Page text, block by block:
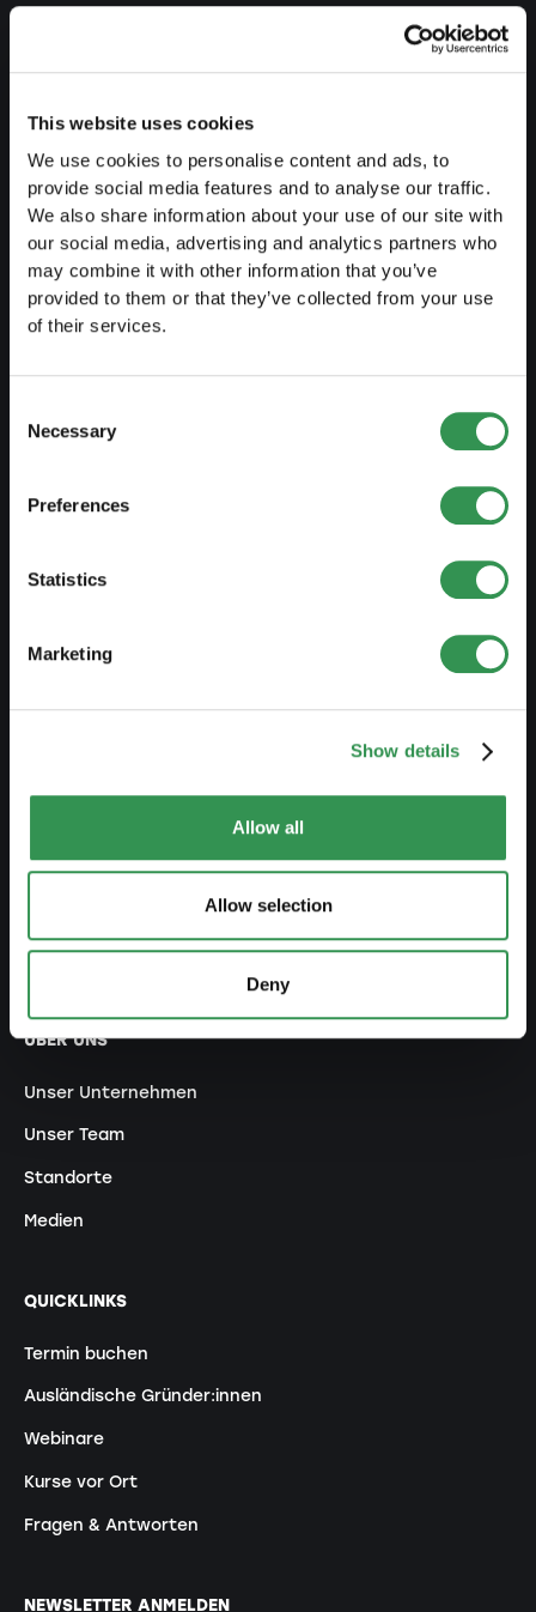
This website uses cookies
We use cookies to personalise content and ads, to
provide social media features and to analyse our traffic.
We also share information about your use of our site with
our social media, advertising and analytics partners who
may combine it with other information that you’ve
provided to them or that they’ve collected from your use
of their services.
Selection
Necessary
Preferences
Statistics
Marketing
Show details
Allow all
Allow selection
Deny
Umwandlung EF in AG
Umwandlung KlG in GmbH
Umwandlung KlG in AG
Statutenänderung
Buchhaltung outsourcen
Marke schützen
Steuererklärung ausfüllen
Ökosystem
Jungunternehmerpreise
Empfehlungs-Programm
ÜBER UNS
Unser Unternehmen
Unser Team
Standorte
Medien
QUICKLINKS
Termin buchen
Ausländische Gründer:innen
Webinare
Kurse vor Ort
Fragen & Antworten
NEWSLETTER ANMELDEN